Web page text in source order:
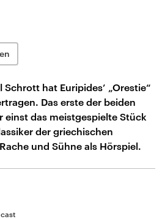
Schrott hat Euripides’ „Orestie“
Das erste der beiden
einst das meistgespielte Stück
der griechischen
und Sühne als Hörspiel.